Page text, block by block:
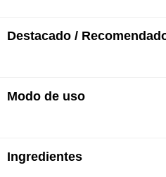
Destacado /
· 12h de efecto difuminado
Modo de uso
Retirar la tapa y girar la
Ingredientes